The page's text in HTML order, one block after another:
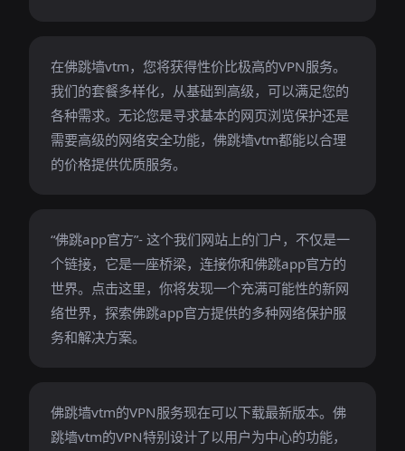
在佛跳墙vtm，您将获得性价比极高的VPN服务。
我们的套餐多样化，从基础到高级，可以满足您的
各种需求。无论您是寻求基本的网页浏览保护还是
需要高级的网络安全功能，佛跳墙vtm都能以合理
的价格提供优质服务。
“佛跳app官方”- 这个我们网站上的门户，不仅是一
个链接，它是一座桥梁，连接你和佛跳app官方的
世界。点击这里，你将发现一个充满可能性的新网
络世界，探索佛跳app官方提供的多种网络保护服
务和解决方案。
佛跳墙vtm的VPN服务现在可以下载最新版本。佛
跳墙vtm的VPN特别设计了以用户为中心的功能，